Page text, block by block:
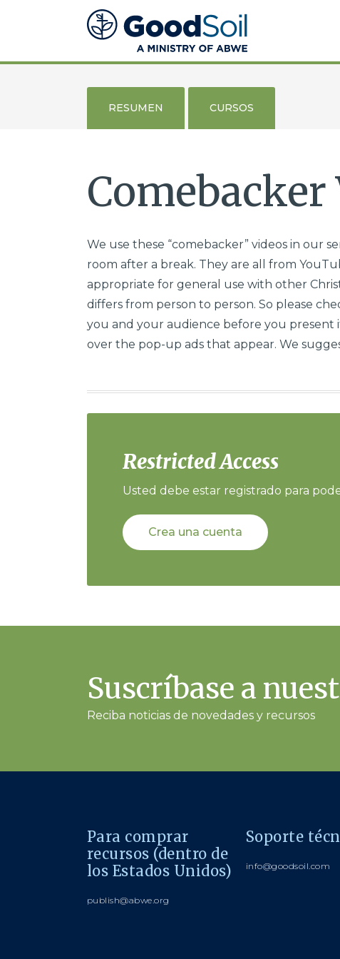
Evangelismo
y
Discipulado
RESUMEN CURSOS
Comebacker
We use these “comebacker” videos in our
room after a break. They are all from
appropriate for general use with other
differs from person to person. So please
you and your audience before you present
over the pop-up ads that appear. We
Restricted Access
Usted debe estar registrado para
Crea una cuenta
Suscríbase a
Reciba noticias de novedades y recursos
Para comprar
recursos (dentro de
los Estados Unidos)
publish@abwe.org
Soporte
info@goodsoil.com